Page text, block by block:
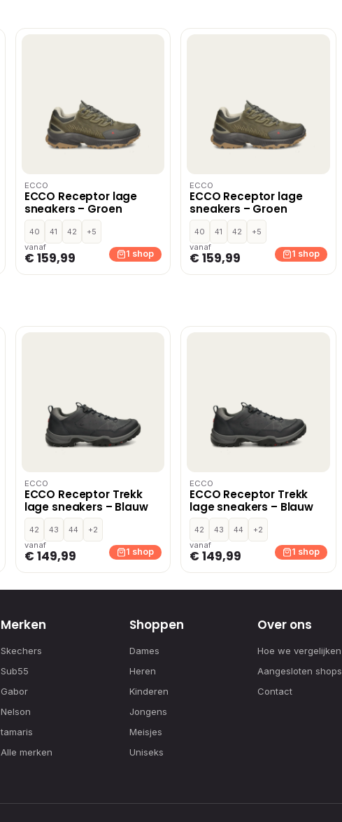
ECCO
ECCO Receptor lage
sneakers – Groen
40 41 42
+5
vanaf
€ 159,99 1 shop
ECCO
ECCO Receptor lage
sneakers – Groen
40 41 42
+5
vanaf
€ 159,99 1 shop
ECCO
ECCO Receptor Trekk
lage sneakers – Blauw
42 43 44
+2
vanaf
€ 149,99 1 shop
ECCO
ECCO Receptor Trekk
lage sneakers – Blauw
42 43 44
+2
vanaf
€ 149,99 1 shop
Merken
Skechers
Sub55
Gabor
Nelson
tamaris
Alle merken
Shoppen
Dames
Heren
Kinderen
Jongens
Meisjes
Uniseks
Over ons
Hoe we vergelijken
Aangesloten shops
Contact